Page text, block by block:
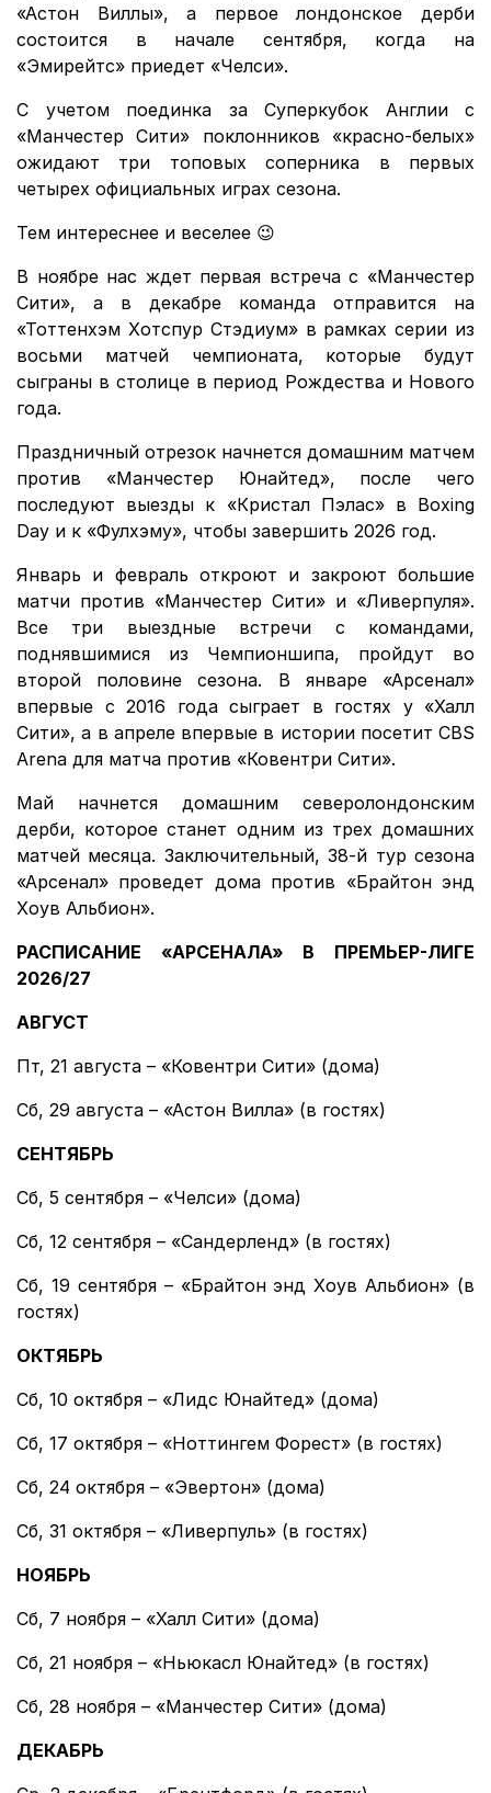
«Астон Виллы», а первое лондонское дерби
состоится в начале сентября, когда на
«Эмирейтс» приедет «Челси».
С учетом поединка за Суперкубок Англии с
«Манчестер Сити» поклонников «красно-белых»
ожидают три топовых соперника в первых
четырех официальных играх сезона.
Тем интереснее и веселее 😉
В ноябре нас ждет первая встреча с «Манчестер
Сити», а в декабре команда отправится на
«Тоттенхэм Хотспур Стэдиум» в рамках серии из
восьми матчей чемпионата, которые будут
сыграны в столице в период Рождества и Нового
года.
Праздничный отрезок начнется домашним матчем
против «Манчестер Юнайтед», после чего
последуют выезды к «Кристал Пэлас» в Boxing
Day и к «Фулхэму», чтобы завершить 2026 год.
Январь и февраль откроют и закроют большие
матчи против «Манчестер Сити» и «Ливерпуля».
Все три выездные встречи с командами,
поднявшимися из Чемпионшипа, пройдут во
второй половине сезона. В январе «Арсенал»
впервые с 2016 года сыграет в гостях у «Халл
Сити», а в апреле впервые в истории посетит CBS
Arena для матча против «Ковентри Сити».
Май начнется домашним северолондонским
дерби, которое станет одним из трех домашних
матчей месяца. Заключительный, 38-й тур сезона
«Арсенал» проведет дома против «Брайтон энд
Хоув Альбион».
РАСПИСАНИЕ «АРСЕНАЛА» В ПРЕМЬЕР-ЛИГЕ
2026/27
АВГУСТ
Пт, 21 августа – «Ковентри Сити» (дома)
Сб, 29 августа – «Астон Вилла» (в гостях)
СЕНТЯБРЬ
Сб, 5 сентября – «Челси» (дома)
Сб, 12 сентября – «Сандерленд» (в гостях)
Сб, 19 сентября – «Брайтон энд Хоув Альбион» (в
гостях)
ОКТЯБРЬ
Сб, 10 октября – «Лидс Юнайтед» (дома)
Сб, 17 октября – «Ноттингем Форест» (в гостях)
Сб, 24 октября – «Эвертон» (дома)
Сб, 31 октября – «Ливерпуль» (в гостях)
НОЯБРЬ
Сб, 7 ноября – «Халл Сити» (дома)
Сб, 21 ноября – «Ньюкасл Юнайтед» (в гостях)
Сб, 28 ноября – «Манчестер Сити» (дома)
ДЕКАБРЬ